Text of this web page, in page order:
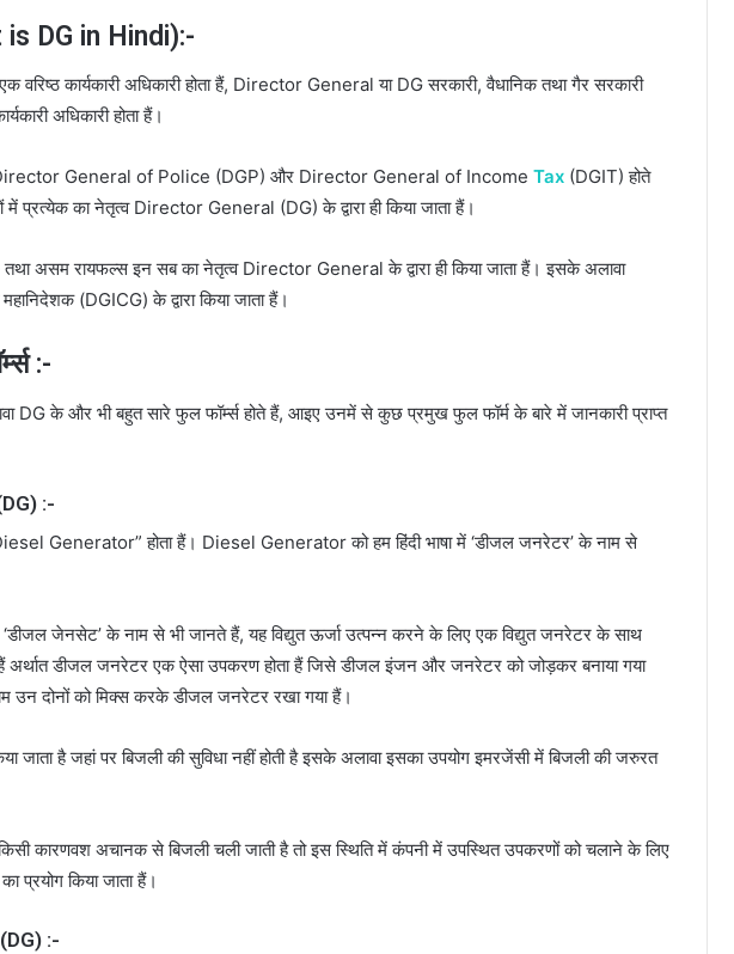
is DG in Hindi):-
कार्यकारी अधिकारी होता हैं, Director General या DG सरकारी, वैधानिक तथा गैर सरकारी
अधिकारी होता हैं।
General of Police (DGP) और Director General of Income Tax (DGIT) होते
में प्रत्येक का नेतृत्व Director General (DG) के द्वारा ही किया जाता हैं।
असम रायफल्स इन सब का नेतृत्व Director General के द्वारा ही किया जाता हैं। इसके अलावा
(DGICG) के द्वारा किया जाता हैं।
:-
के और भी बहुत सारे फुल फॉर्म्स होते हैं, आइए उनमें से कुछ प्रमुख फुल फॉर्म के बारे में जानकारी प्राप्त
:-
Generator” होता हैं। Diesel Generator को हम हिंदी भाषा में ‘डीजल जनरेटर’ के नाम से
जेनसेट’ के नाम से भी जानते हैं, यह विद्युत ऊर्जा उत्पन्न करने के लिए एक विद्युत जनरेटर के साथ
अर्थात डीजल जनरेटर एक ऐसा उपकरण होता हैं जिसे डीजल इंजन और जनरेटर को जोड़कर बनाया गया
उन दोनों को मिक्स करके डीजल जनरेटर रखा गया हैं।
जाता है जहां पर बिजली की सुविधा नहीं होती है इसके अलावा इसका उपयोग इमरजेंसी में बिजली की जरुरत
कारणवश अचानक से बिजली चली जाती है तो इस स्थिति में कंपनी में उपस्थित उपकरणों को चलाने के लिए
किया जाता हैं।
:-